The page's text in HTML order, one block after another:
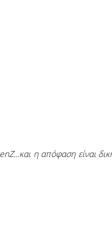
η απόφαση είναι